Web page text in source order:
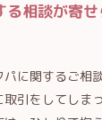
る相談が寄
に関するご相
引をしてしま